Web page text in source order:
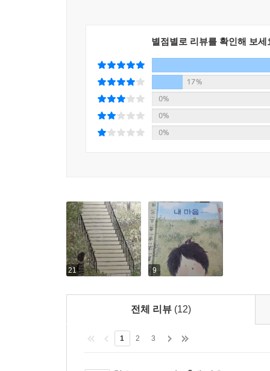
별점별로 리뷰를 확인해 보세
17%
0%
0%
0%
21 9
전체 리뷰 (12)
1 2 3